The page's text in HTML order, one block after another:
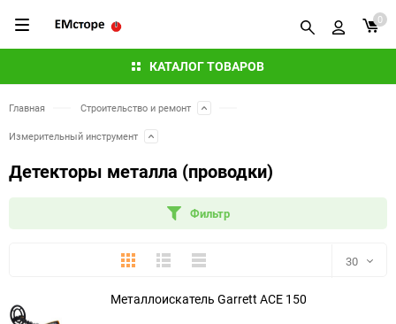
КАТАЛОГ ТОВАРОВ
0
Главная Строительство и ремонт
Измерительный инструмент
Детекторы металла (проводки)
Фильтр
ПлиткаПодробноКомпактно 30
Металлоискатель Garrett ACE 150